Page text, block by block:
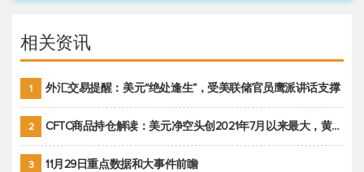
相关资讯
1 外汇交易提醒：美元“绝处逢生”，受美联储官员鹰派讲话支撑
2 CFTC商品持仓解读：美元净空头创2021年7月以来最大，黄金期货投机性净多头头寸减少
3 11月29日重点数据和大事件前瞻